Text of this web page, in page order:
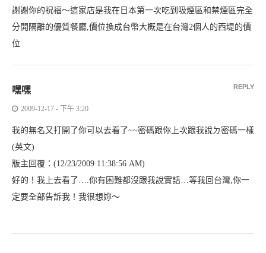
謝謝你的祝福～這家店是我在日本第一次吃到吸煙區和禁煙區完全
分開隔離的優質餐廳,價位換成台幣大概是在台灣2個人的西堤的價
位
嘿嘿
2009-12-17 - 下午 3:20
我的無名又打開了你可以去看了~~密碼跟你上次跟我說ㄉ密碼一樣
(英文)
版主回覆：(12/23/2009 11:38:56 AM)
好的！我上去看了….你有困難都沒跟我說實話…等我回台灣,你一
定要全部告訴我！我很想妳～
REPLY